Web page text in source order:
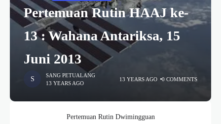
Pertemuan Rutin HAAJ ke-
13 : Wahana Antariksa, 15
Juni 2013
SANG PETUALANG
13 YEARS AGO
13 YEARS AGO 0 COMMENTS
Pertemuan Rutin Dwimingguan